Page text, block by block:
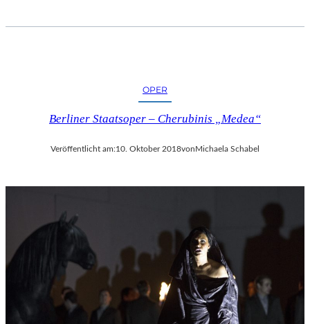
OPER
Berliner Staatsoper – Cherubinis „Medea“
Veröffentlicht am:10. Oktober 2018vonMichaela Schabel